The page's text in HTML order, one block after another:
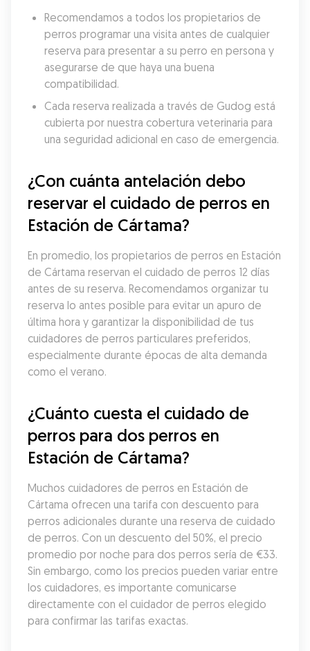
Recomendamos a todos los propietarios de
perros programar una visita antes de cualquier
reserva para presentar a su perro en persona y
asegurarse de que haya una buena
compatibilidad.
Cada reserva realizada a través de Gudog está
cubierta por nuestra cobertura veterinaria para
una seguridad adicional en caso de emergencia.
¿Con cuánta antelación debo
reservar el cuidado de perros en
Estación de Cártama?
En promedio, los propietarios de perros en Estación
de Cártama reservan el cuidado de perros 12 días
antes de su reserva. Recomendamos organizar tu
reserva lo antes posible para evitar un apuro de
última hora y garantizar la disponibilidad de tus
cuidadores de perros particulares preferidos,
especialmente durante épocas de alta demanda
como el verano.
¿Cuánto cuesta el cuidado de
perros para dos perros en
Estación de Cártama?
Muchos cuidadores de perros en Estación de
Cártama ofrecen una tarifa con descuento para
perros adicionales durante una reserva de cuidado
de perros. Con un descuento del 50%, el precio
promedio por noche para dos perros sería de €33.
Sin embargo, como los precios pueden variar entre
los cuidadores, es importante comunicarse
directamente con el cuidador de perros elegido
para confirmar las tarifas exactas.